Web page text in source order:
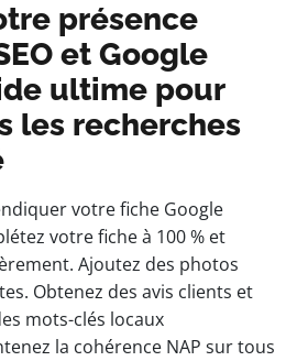
présence
et Google
ultime pour
les recherches
votre fiche Google
votre fiche à 100 % et
Ajoutez des photos
Obtenez des avis clients et
mots-clés locaux
la cohérence NAP sur tous